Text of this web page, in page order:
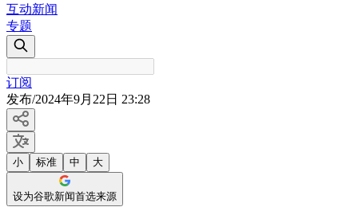
互动新闻
专题
订阅
发布/2024年9月22日 23:28
小 标准 中 大
设为谷歌新闻首选来源